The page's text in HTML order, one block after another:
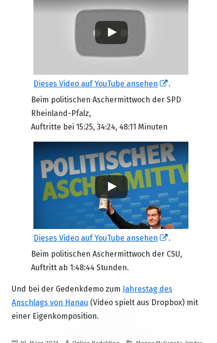
Dieses Video auf YouTube ansehen
In
neuem
.
Beim politischen Aschermittwoch der SPD
Rheinland-Pfalz,
Auftritte bei 15:25, 34:24, 48:11 Minuten
Dieses Video auf YouTube ansehen
In
neuem
.
Beim politischen Aschermittwoch der CSU,
Auftritt ab 1:48:44 Stunden.
Und bei der Gedenkdemo zum Jahrestag des
Anschlags von Hanau (Video spielt aus Dropbox) mit
einer Eigenkomposition.